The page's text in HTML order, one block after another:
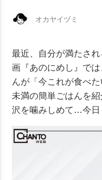
オカヤイヅミ
最近、自分が満たさ
画『あのにめし』で
んが「今これが食べ
未満の簡単ごはんを
沢を噛みしめて…今日